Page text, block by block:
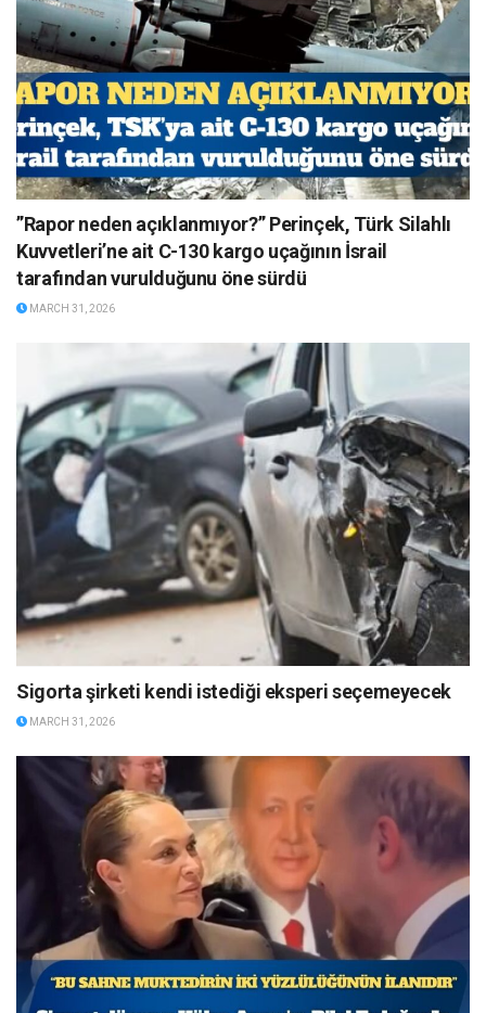
”Rapor neden açıklanmıyor?” Perinçek, Türk Silahlı
Kuvvetleri’ne ait C-130 kargo uçağının İsrail
tarafından vurulduğunu öne sürdü
MARCH 31, 2026
Sigorta şirketi kendi istediği eksperi seçemeyecek
MARCH 31, 2026